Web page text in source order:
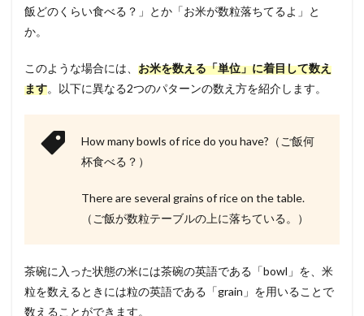
飯どのくらい食べる？」とか「お米が数粒落ちてるよ」と
か。
このような場合には、 お米を数える「単位」に着目して数え
ます。以下に異なる2つのパターンの数え方を紹介します。
How many bowls of rice do you have?（ご飯何
杯食べる？）
There are several grains of rice on the table.
（ご飯が数粒テーブルの上に落ちている。）
茶碗に入った状態の米には茶碗の英語である「bowl」を、米
粒を数えるときには粒の英語である「grain」を用いることで
数えることができます。